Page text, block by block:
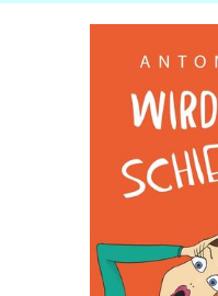
erfahren